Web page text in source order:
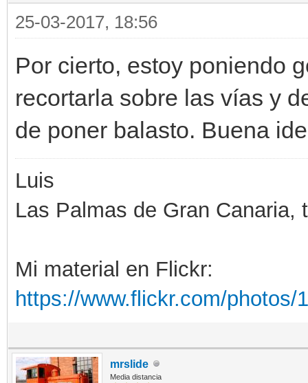
25-03-2017, 18:56
Por cierto, estoy poniendo
recortarla sobre las vías y
de poner balasto. Buena
Luis
Las Palmas de Gran
Mi material en Flickr:
https://www.flickr.com/photos/
mrslide
Media distancia